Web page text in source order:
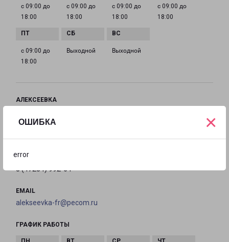
ОШИБКА
error
×
с 09:00 до
18:00
с 09:00 до
18:00
с 09:00 до
18:00
с 09:00 до
18:00
с 09:00 до
18:00
Выходной Выходной
АЛЕКСЕЕВКА
ТЕЛЕФОН
8 (47234) 992-64
EMAIL
alekseevka-fr@pecom.ru
ГРАФИК РАБОТЫ